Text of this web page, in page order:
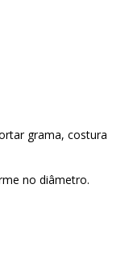
grama, costura
no diâmetro.